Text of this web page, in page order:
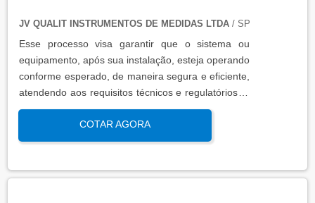
JV QUALIT INSTRUMENTOS DE MEDIDAS LTDA/ SP
Esse processo visa garantir que o sistema ou
equipamento, após sua instalação, esteja operando
conforme esperado, de maneira segura e eficiente,
atendendo aos requisitos técnicos e regulatórios. A
qualificação de operação é focada em verificar se o
sistema ou equipamento funciona dentro dos
parâmetros esperados em condições reais de
qualidade, produtividade e segurança no ambiente
COTAR AGORA